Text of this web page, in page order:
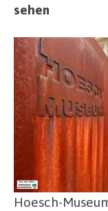
sehen
Hoesch-